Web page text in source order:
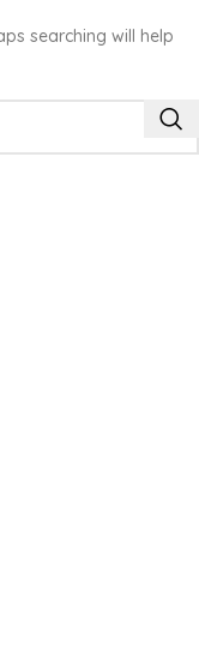
searching will help